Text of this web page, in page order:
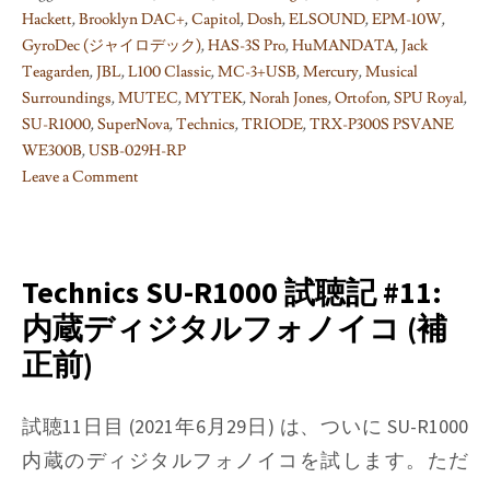
Hackett,Brooklyn DAC+,Capitol,Dosh,ELSOUND,EPM-10W,
GyroDec (ジャイロデック),HAS-3S Pro,HuMANDATA,Jack
Teagarden,JBL,L100 Classic,MC-3+USB,Mercury,Musical
Surroundings,MUTEC,MYTEK,Norah Jones,Ortofon,SPU Royal,
SU-R1000,SuperNova,Technics,TRIODE,TRX-P300S PSVANE
WE300B,USB-029H-RP
Leave a Comment
R1000
試
聴
記
内
蔵
デ
Technics SU-R1000 試聴記 #11:
内蔵ディジタルフォノイコ (補
正前)
試聴11日目 (2021年6月29日) は、ついに SU-R1000
内蔵のディジタルフォノイコを試します。ただ